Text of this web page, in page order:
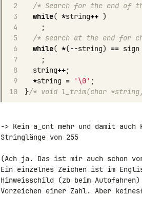
2
/* Search for the end of
3
while( *string++ )
4
;
5
/* search at the end for
6
while( *(--string) == sign
7
;
8
string++;
9
*string = '\0' ;
10
}/* void l_trim(char
-> Kein a_cnt mehr und damit auch
Stringlänge von 255
(Ach ja. Das ist mir auch schon
Ein einzelnes Zeichen ist im
Hinweisschild (zb beim
Vorzeichen einer Zahl. Aber